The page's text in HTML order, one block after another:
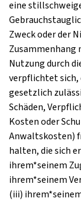
eine
Zweck oder der
Zusammenhang
Nutzung durch
verpflichtet sich,
gesetzlich
Schäden,
Kosten oder
Anwaltskosten)
halten, die sich
ihrem*seinem
ihrem*seinem
(iii)